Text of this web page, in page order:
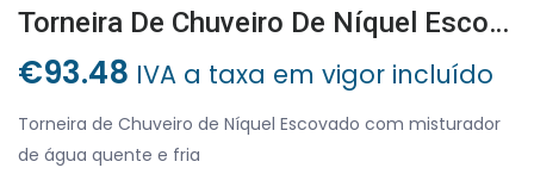
Torneira De Chuveiro De Níquel Escovado Com Misturador De Água Quente E Fria
€93.48 IVA a taxa em vigor incluído
Torneira de Chuveiro de Níquel Escovado com misturador
de água quente e fria